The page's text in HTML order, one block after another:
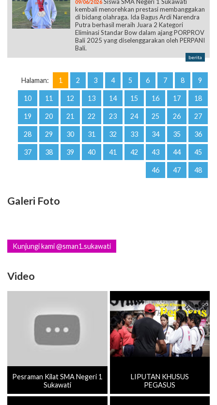
09/06/2026
kembali menorehkan prestasi membanggakan
di bidang olahraga. Ida Bagus Ardi Narendra
Putra berhasil meraih Juara 2 Kategori
Eliminasi Standar Bow dalam ajang PORPROV
Bali 2025 yang diselenggarakan oleh PERPANI
Bali.
berita
Halaman: 1 2 3 4 5 6 7 8 9
10 11 12 13 14 15 16 17 18
19 20 21 22 23 24 25 26 27
28 29 30 31 32 33 34 35 36
37 38 39 40 41 42 43 44 45
46 47 48
Galeri Foto
Kunjungi kami @sman1.sukawati
Video
Pesraman Kilat SMA Negeri 1
Sukawati
LIPUTAN KHUSUS
PEGASUS